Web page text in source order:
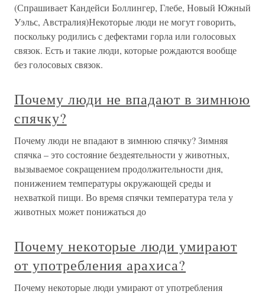
(Спрашивает Кандейси Боллингер, Глебе, Новый Южный
Уэльс, Австралия)Некоторые люди не могут говорить,
поскольку родились с дефектами горла или голосовых
связок. Есть и такие люди, которые рождаются вообще
без голосовых связок.
Почему люди не впадают в зимнюю
спячку?
Почему люди не впадают в зимнюю спячку? Зимняя
спячка – это состояние бездеятельности у животных,
вызываемое сокращением продолжительности дня,
понижением температуры окружающей среды и
нехваткой пищи. Во время спячки температура тела у
животных может понижаться до
Почему некоторые люди умирают
от употребления арахиса?
Почему некоторые люди умирают от употребления